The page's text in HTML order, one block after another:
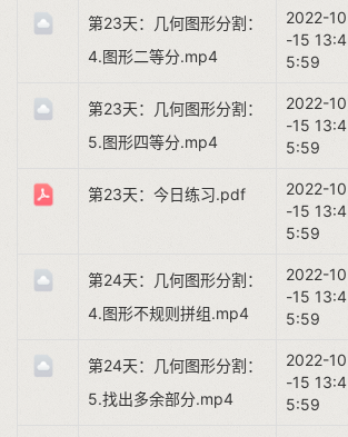
第23天：几何图形分割：
4.图形二等分.mp4
2022-10
-15 13:4
5:59
第23天：几何图形分割：
5.图形四等分.mp4
2022-10
-15 13:4
5:59
第23天：今日练习.pdf
2022-10
-15 13:4
5:59
第24天：几何图形分割：
4.图形不规则拼组.mp4
2022-10
-15 13:4
5:59
第24天：几何图形分割：
5.找出多余部分.mp4
2022-10
-15 13:4
5:59